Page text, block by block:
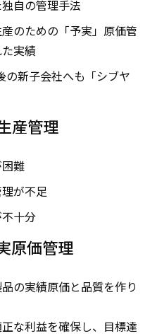
自の管理手法
のための「予実」原価管
実績
の新子会社へも「シブヤ
産管理
難
が不足
十分
原価管理
の実績原価と品質を作り
な利益を確保し、目標達